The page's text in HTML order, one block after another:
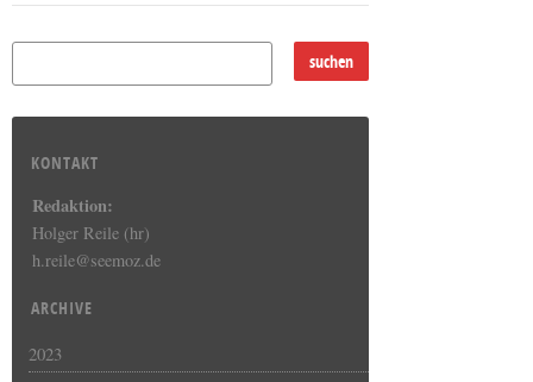
KONTAKT
Redaktion:
Holger Reile (hr)
h.reile@seemoz.de
ARCHIVE
2023